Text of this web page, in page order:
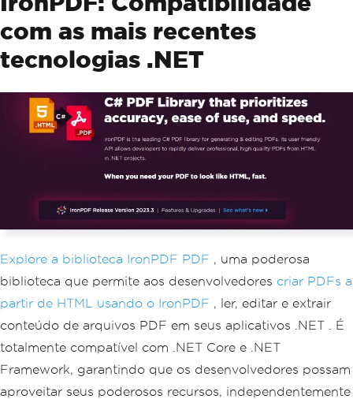
com as mais recentes
tecnologias .NET
Explore a biblioteca IronPDF PDF , uma poderosa
biblioteca que permite aos desenvolvedores criar PDFs a
partir de HTML usando o IronPDF , ler, editar e extrair
conteúdo de arquivos PDF em seus aplicativos .NET . É
totalmente compatível com .NET Core e .NET
Framework, garantindo que os desenvolvedores possam
aproveitar seus poderosos recursos, independentemente